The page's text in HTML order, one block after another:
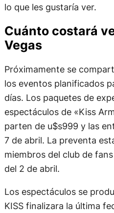
lo que les gustaría ver.
Cuánto costará
Vegas
Próximamente se
los eventos planificados
días. Los paquetes de
espectáculos de «Kiss
parten de u$s999 y las
7 de abril. La preventa
miembros del club de
del 2 de abril.
Los espectáculos se
KISS finalizara la última